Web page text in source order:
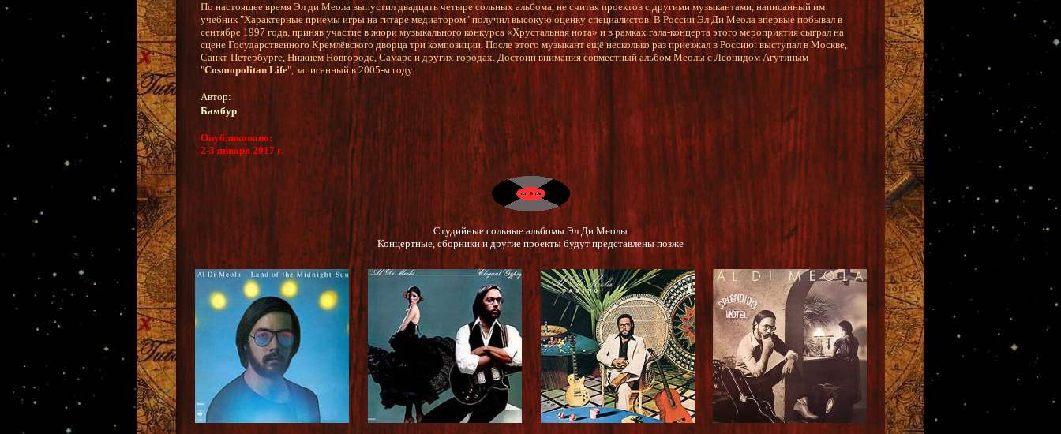
По настоящее время Эл ди Меола выпустил двадцать четыре сольных альбома, не считая проектов с другими музыкантами, написанный им
учебник "Характерные приёмы игры на гитаре медиатором" получил высокую оценку специалистов. В России Эл Ди Меола впервые побывал в
сентябре 1997 года, приняв участие в жюри музыкального конкурса «Хрустальная нота» и в рамках гала-концерта этого мероприятия сыграл на
сцене Государственного Кремлёвского дворца три композиции. После этого музыкант ещё несколько раз приезжал в Россию: выступал в Москве,
Санкт-Петербурге, Нижнем Новгороде, Самаре и других городах. Достоин внимания совместный альбом Меолы с Леонидом Агутиным
"Cosmopolitan Life", записанный в 2005-м году.
Автор:
Бамбур
Опубликовано:
2-3 января 2017 г.
Студийные сольные альбомы Эл Ди Меолы
Концертные, сборники и другие проекты будут представлены позже